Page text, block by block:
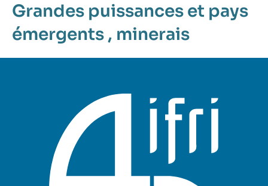
Grandes puissances et pays
émergents , minerais